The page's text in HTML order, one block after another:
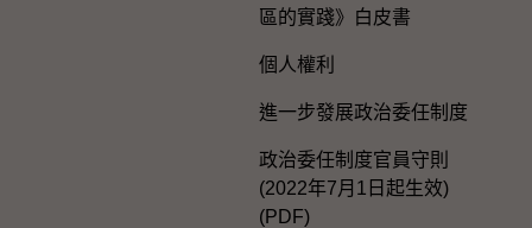
區的實踐》白皮書
個人權利
進一步發展政治委任制度
政治委任制度官員守則
(2022年7月1日起生效)
(PDF)